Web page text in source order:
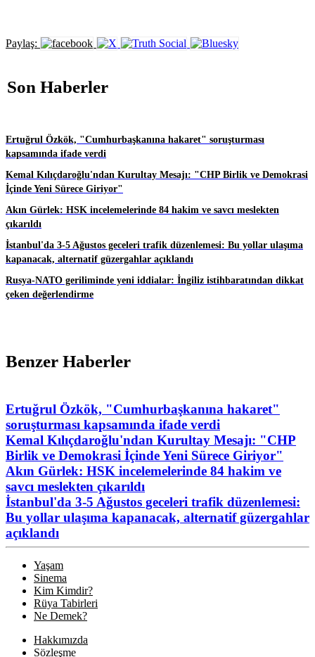
Paylaş:
Son Haberler
Ertuğrul Özkök, "Cumhurbaşkanına hakaret" soruşturması
kapsamında ifade verdi
Kemal Kılıçdaroğlu'ndan Kurultay Mesajı: "CHP Birlik ve Demokrasi
İçinde Yeni Sürece Giriyor"
Akın Gürlek: HSK incelemelerinde 84 hakim ve savcı meslekten
çıkarıldı
İstanbul'da 3-5 Ağustos geceleri trafik düzenlemesi: Bu yollar ulaşıma
kapanacak, alternatif güzergahlar açıklandı
Rusya-NATO geriliminde yeni iddialar: İngiliz istihbaratından dikkat
çeken değerlendirme
Benzer Haberler
Ertuğrul Özkök, "Cumhurbaşkanına hakaret"
soruşturması kapsamında ifade verdi
Kemal Kılıçdaroğlu'ndan Kurultay Mesajı: "CHP
Birlik ve Demokrasi İçinde Yeni Sürece Giriyor"
Akın Gürlek: HSK incelemelerinde 84 hakim ve
savcı meslekten çıkarıldı
İstanbul'da 3-5 Ağustos geceleri trafik düzenlemesi:
Bu yollar ulaşıma kapanacak, alternatif güzergahlar
açıklandı
Yaşam
Sinema
Kim Kimdir?
Rüya Tabirleri
Ne Demek?
Hakkımızda
Sözleşme